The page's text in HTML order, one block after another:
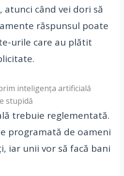
atunci când vei dori să
răspunsul poate
urile care au plătit
inteligența artificială
stupidă
trebuie reglementată.
programată de oameni
iar unii vor să facă bani